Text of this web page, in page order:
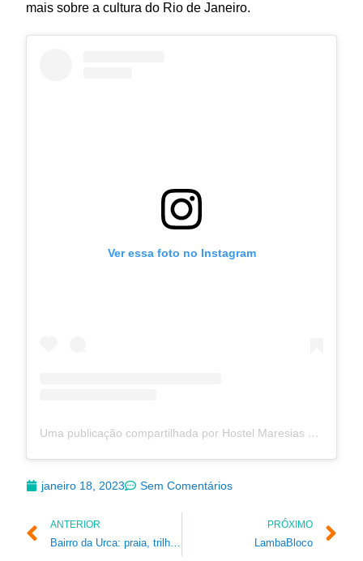
mais sobre a cultura do Rio de Janeiro.
Ver essa foto no Instagram
Uma publicação compartilhada por Hostel Maresias do Leme (@hostelmaresiasdoleme)
janeiro 18, 2023 Sem Comentários
ANTERIOR PRÓXIMO
LambaBloco